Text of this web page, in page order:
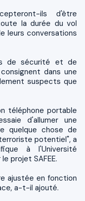
ils d'être
la durée du vol
leurs conversations
de sécurité et de
dans une
suspects que
téléphone portable
d'allumer une
quelque chose de
potentiel", a
à l'Université
projet SAFEE.
ajustée en fonction
a-t-il ajouté.